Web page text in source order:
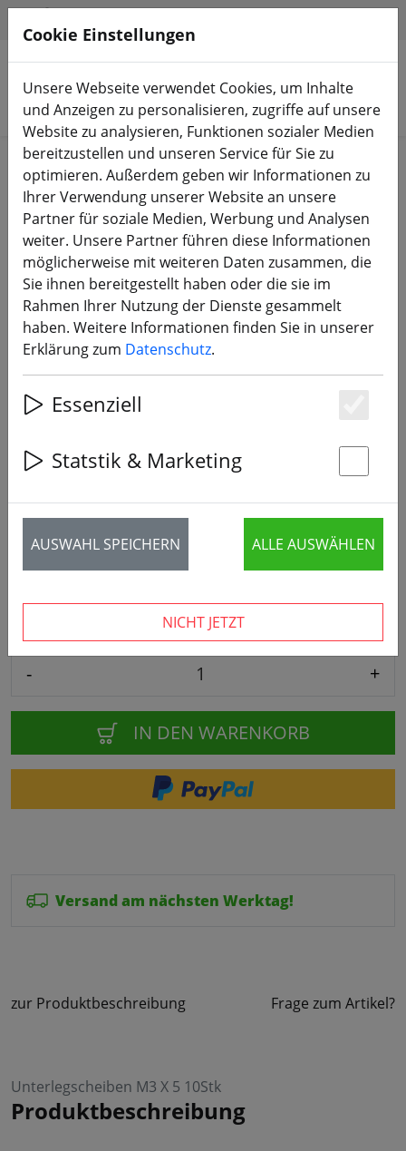
Produkte suchen
Start Zubehör Werkzeug
Unterlegscheiben M3 X 5 10Stk
59% SPAREN
3 Stück verfügbar
- +
IN DEN WARENKORB
Versand am nächsten Werktag!
zur Produktbeschreibung Frage zum Artikel?
Unterlegscheiben M3 X 5 10Stk
Produktbeschreibung
Cookie Einstellungen
Unsere Webseite verwendet Cookies, um Inhalte
und Anzeigen zu personalisieren, zugriffe auf unsere
Website zu analysieren, Funktionen sozialer Medien
bereitzustellen und unseren Service für Sie zu
optimieren. Außerdem geben wir Informationen zu
Ihrer Verwendung unserer Website an unsere
Partner für soziale Medien, Werbung und Analysen
weiter. Unsere Partner führen diese Informationen
möglicherweise mit weiteren Daten zusammen, die
Sie ihnen bereitgestellt haben oder die sie im
Rahmen Ihrer Nutzung der Dienste gesammelt
haben. Weitere Informationen finden Sie in unserer
Erklärung zum Datenschutz.
Essenziell
Statstik & Marketing
AUSWAHL SPEICHERN ALLE AUSWÄHLEN
NICHT JETZT